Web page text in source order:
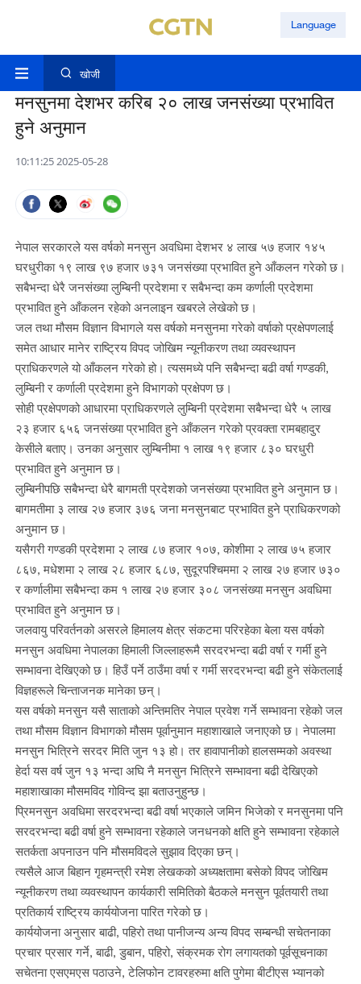
Language
खोजी
मनसुनमा देशभर करिब २० लाख जनसंख्या प्रभावित
हुने अनुमान
10:11:25 2025-05-28
नेपाल सरकारले यस वर्षको मनसुन अवधिमा देशभर ४ लाख ५७ हजार १४५
घरधुरीका १९ लाख ९७ हजार ७३१ जनसंख्या प्रभावित हुने आँकलन गरेको छ।
सबैभन्दा धेरै जनसंख्या लुम्बिनी प्रदेशमा र सबैभन्दा कम कर्णाली प्रदेशमा
प्रभावित हुने आँकलन रहेको अनलाइन खबरले लेखेको छ।
जल तथा मौसम विज्ञान विभागले यस वर्षको मनसुनमा गरेको वर्षाको प्रक्षेपणलाई
समेत आधार मानेर राष्ट्रिय विपद जोखिम न्यूनीकरण तथा व्यवस्थापन
प्राधिकरणले यो आँकलन गरेको हो। त्यसमध्ये पनि सबैभन्दा बढी वर्षा गण्डकी,
लुम्बिनी र कर्णाली प्रदेशमा हुने विभागको प्रक्षेपण छ।
सोही प्रक्षेपणको आधारमा प्राधिकरणले लुम्बिनी प्रदेशमा सबैभन्दा धेरै ५ लाख
२३ हजार ६५६ जनसंख्या प्रभावित हुने आँकलन गरेको प्रवक्ता रामबहादुर
केसीले बताए। उनका अनुसार लुम्बिनीमा १ लाख १९ हजार ८३० घरधुरी
प्रभावित हुने अनुमान छ।
लुम्बिनीपछि सबैभन्दा धेरै बागमती प्रदेशको जनसंख्या प्रभावित हुने अनुमान छ।
बागमतीमा ३ लाख २७ हजार ३७६ जना मनसुनबाट प्रभावित हुने प्राधिकरणको
अनुमान छ।
यसैगरी गण्डकी प्रदेशमा २ लाख ८७ हजार १०७, कोशीमा २ लाख ७५ हजार
८६७, मधेशमा २ लाख २८ हजार ६८७, सुदूरपश्चिममा २ लाख २७ हजार ७३०
र कर्णालीमा सबैभन्दा कम १ लाख २७ हजार ३०८ जनसंख्या मनसुन अवधिमा
प्रभावित हुने अनुमान छ।
जलवायु परिवर्तनको असरले हिमालय क्षेत्र संकटमा परिरहेका बेला यस वर्षको
मनसुन अवधिमा नेपालका हिमाली जिल्लाहरूमै सरदरभन्दा बढी वर्षा र गर्मी हुने
सम्भावना देखिएको छ। हिउँ पर्ने ठाउँमा वर्षा र गर्मी सरदरभन्दा बढी हुने संकेतलाई
विज्ञहरूले चिन्ताजनक मानेका छन्।
यस वर्षको मनसुन यसै साताको अन्तिमतिर नेपाल प्रवेश गर्ने सम्भावना रहेको जल
तथा मौसम विज्ञान विभागको मौसम पूर्वानुमान महाशाखाले जनाएको छ। नेपालमा
मनसुन भित्रिने सरदर मिति जुन १३ हो। तर हावापानीको हालसम्मको अवस्था
हेर्दा यस वर्ष जुन १३ भन्दा अघि नै मनसुन भित्रिने सम्भावना बढी देखिएको
महाशाखाका मौसमविद गोविन्द झा बताउनुहुन्छ।
प्रिमनसुन अवधिमा सरदरभन्दा बढी वर्षा भएकाले जमिन भिजेको र मनसुनमा पनि
सरदरभन्दा बढी वर्षा हुने सम्भावना रहेकाले जनधनको क्षति हुने सम्भावना रहेकाले
सतर्कता अपनाउन पनि मौसमविदले सुझाव दिएका छन्।
त्यसैले आज बिहान गृहमन्त्री रमेश लेखकको अध्यक्षतामा बसेको विपद जोखिम
न्यूनीकरण तथा व्यवस्थापन कार्यकारी समितिको बैठकले मनसुन पूर्वतयारी तथा
प्रतिकार्य राष्ट्रिय कार्ययोजना पारित गरेको छ।
कार्ययोजना अनुसार बाढी, पहिरो तथा पानीजन्य अन्य विपद सम्बन्धी सचेतनाका
प्रचार प्रसार गर्ने, बाढी, डुबान, पहिरो, संक्रमक रोग लगायतको पूर्वसूचनाका
सचेतना एसएमएस पठाउने, टेलिफोन टावरहरुमा क्षति पुगेमा बीटीएस भ्यानको